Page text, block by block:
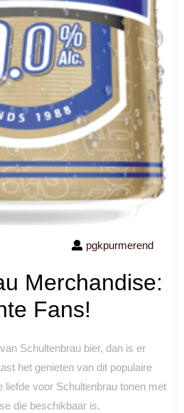
pgkpurmerend
Merchandise:
Fans!
Schultenbrau bier, dan is er
het genieten van dit populaire
liefde voor Schultenbrau tonen met
die beschikbaar is.